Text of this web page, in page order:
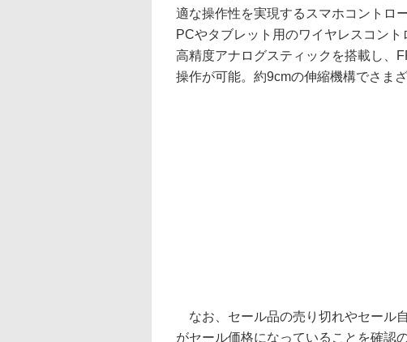
適な操作性を実現するスマホコントロ
PCやタブレット用のワイヤレスコン
高精度アナログスティックを搭載し、
操作が可能。約9cmの伸縮機構でさま
なお、セール品の売り切れやセール
がセール価格になっていることを確認